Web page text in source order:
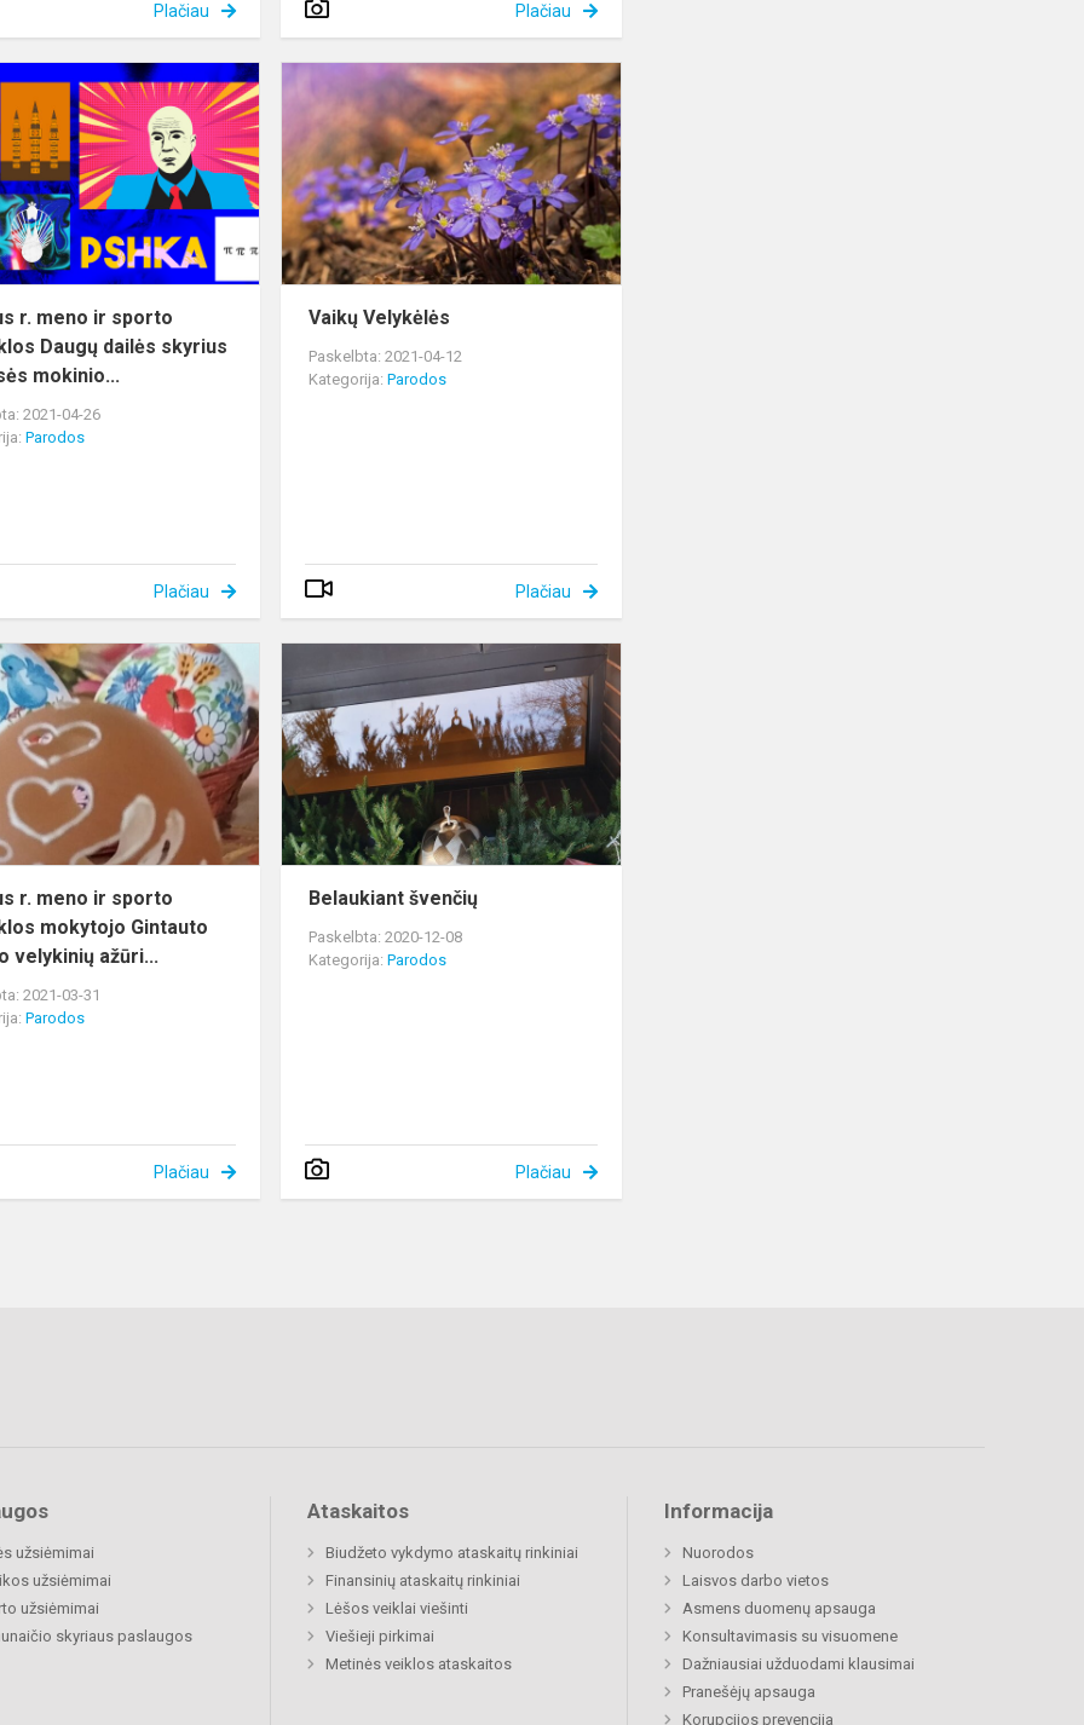
Plačiau Plačiau
Alytaus
r.
meno
ir
sporto
mokyklos
Daugų
dailės
skyrius
r. meno ir sporto
Daugų dailės skyrius
mokinio...
2021-04-26
Parodos
Plačiau
Vaikų
Velykėlės
Vaikų Velykėlės
Paskelbta: 2021-04-12
Kategorija:Parodos
Plačiau
meno
ir
sporto
mokyklos
mokytojo
Gintauto
Pikūno...
r. meno ir sporto
mokytojo Gintauto
velykinių ažūri...
2021-03-31
Parodos
Plačiau
Belaukiant švenčių
Paskelbta: 2020-12-08
Kategorija:Parodos
Plačiau
užsiėmimai
užsiėmimai
užsiėmimai
skyriaus paslaugos
Ataskaitos
Biudžeto vykdymo ataskaitų rinkiniai
Finansinių ataskaitų rinkiniai
Lėšos veiklai viešinti
Viešieji pirkimai
Metinės veiklos ataskaitos
Informacija
Nuorodos
Laisvos darbo vietos
Asmens duomenų apsauga
Konsultavimasis su visuomene
Dažniausiai užduodami klausimai
Pranešėjų apsauga
Korupcijos prevencija